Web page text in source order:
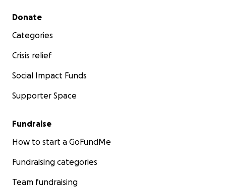
Secondary menu
Donate
Categories
Crisis relief
Social Impact Funds
Supporter Space
Fundraise
How to start a GoFundMe
Fundraising categories
Team fundraising